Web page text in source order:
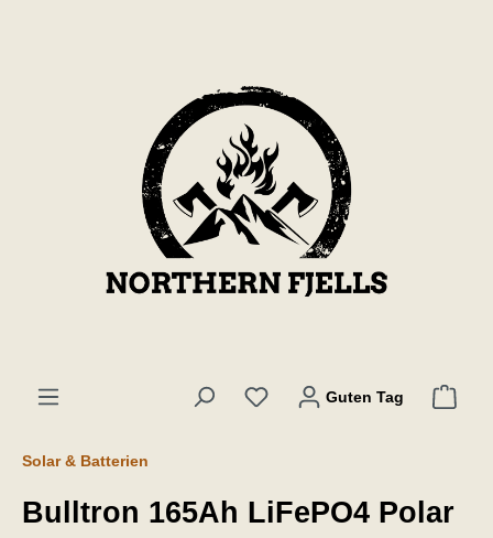
Guten Tag
Solar & Batterien
Bulltron 165Ah LiFePO4 Polar